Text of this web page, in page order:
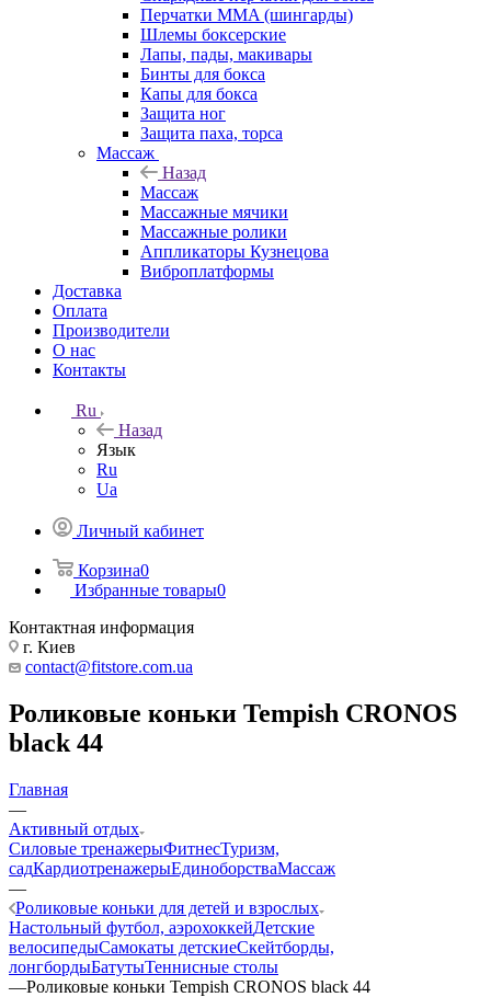
Перчатки MMA (шингарды)
Шлемы боксерские
Лапы, пады, макивары
Бинты для бокса
Капы для бокса
Защита ног
Защита паха, торса
Массаж
Назад
Массаж
Массажные мячики
Массажные ролики
Аппликаторы Кузнецова
Виброплатформы
Доставка
Оплата
Производители
О нас
Контакты
Ru
Назад
Язык
Ru
Ua
Личный кабинет
Корзина0
Избранные товары0
Контактная информация
г. Киев
contact@fitstore.com.ua
Роликовые коньки Tempish CRONOS
black 44
Главная
—
Активный отдых
Силовые тренажерыФитнесТуризм,
садКардиотренажерыЕдиноборстваМассаж
—
Роликовые коньки для детей и взрослых
Настольный футбол, аэрохоккейДетские
велосипедыСамокаты детскиеСкейтборды,
лонгбордыБатутыТеннисные столы
—Роликовые коньки Tempish CRONOS black 44